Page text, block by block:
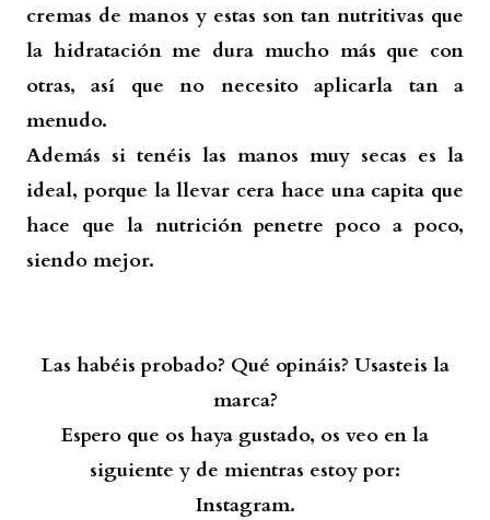
cremas de manos y estas son tan nutritivas que
la hidratación me dura mucho más que con
otras, así que no necesito aplicarla tan a
menudo.
Además si tenéis las manos muy secas es la
ideal, porque la llevar cera hace una capita que
hace que la nutrición penetre poco a poco,
siendo mejor.
Las habéis probado? Qué opináis? Usasteis la
marca?
Espero que os haya gustado, os veo en la
siguiente y de mientras estoy por:
Instagram.